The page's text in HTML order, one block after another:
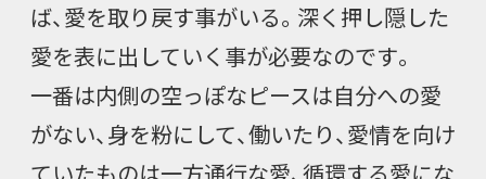
ば、愛を取り戻す事がいる。深く押し隠した
愛を表に出していく事が必要なのです。
一番は内側の空っぽなピースは自分への愛
がない、身を粉にして、働いたり、愛情を向け